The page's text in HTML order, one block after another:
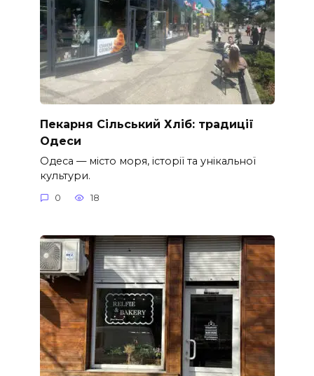
Пекарня Сільський Хліб: традиції
Одеси
Одеса — місто моря, історії та унікальної
культури.
0 18